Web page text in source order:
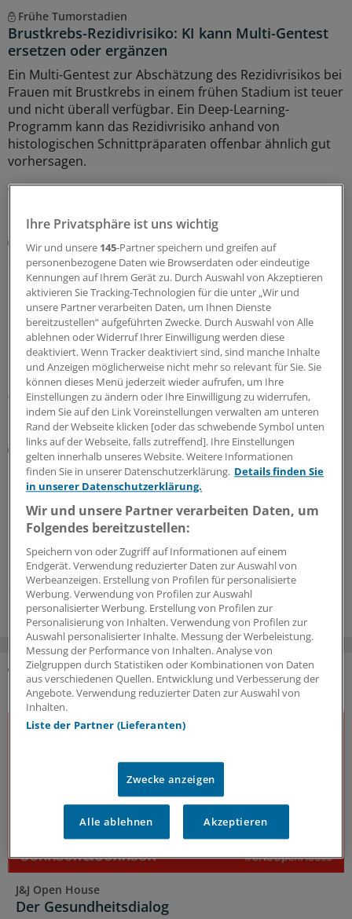
Frühe Tumorstadien
Brustkrebs-Rezidivrisiko: KI kann Multi-Gentest
ersetzen oder ergänzen
Ein Multi-Gentest zur Abschätzung des Rezidivrisikos bei
Frauen mit Brustkrebs in einem frühen Stadium ist teuer
und nicht überall verfügbar. Ein Deep-Learning-
Programm kann das Rezidivrisiko anhand von
histologischen Schnittpräparaten offenbar ähnlich gut
vorhersagen.
03.08.2026
Tipps von KI-Expertin
So hilft Künstliche Intelligenz den MFA im
Praxisalltag
Mit KI-Tools lassen sich verständliche Texte erstellen
oder ganze Projekte planen, betont eine
Praxismanagerin. Und MFA können mit ein paar Klicks
aus einem langen Schriftstück einen kurzweiliger
Podcast zur internen Wissensweitergabe machen.
02.08.2026
Künstliche Intelligenz
Bei urologischen Problemen: Fragen Sie Chatbot
„Urobert“
Nein, es ist nicht immer Krebs: Anders als die üblichen
Suchmaschinen im Internet will das Chat-Angebot der
Uro-GmbH Nordrhein sachlicher informieren und
erstmal beruhigen statt zu verunsichern.
31.07.2026
DAS KÖNNTE SIE AUCH INTERESSIEREN
J&J Open House
Der Gesundheitsdialog
Ihre Privatsphäre ist uns wichtig
Wir und unsere 145-Partner speichern und greifen auf
personenbezogene Daten wie Browserdaten oder eindeutige
Kennungen auf Ihrem Gerät zu. Durch Auswahl von Akzeptieren
aktivieren Sie Tracking-Technologien für die unter „Wir und
unsere Partner verarbeiten Daten, um Ihnen Dienste
bereitzustellen“ aufgeführten Zwecke. Durch Auswahl von Alle
ablehnen oder Widerruf Ihrer Einwilligung werden diese
deaktiviert. Wenn Tracker deaktiviert sind, sind manche Inhalte
und Anzeigen möglicherweise nicht mehr so relevant für Sie. Sie
können dieses Menü jederzeit wieder aufrufen, um Ihre
Einstellungen zu ändern oder Ihre Einwilligung zu widerrufen,
indem Sie auf den Link Voreinstellungen verwalten am unteren
Rand der Webseite klicken [oder das schwebende Symbol unten
links auf der Webseite, falls zutreffend]. Ihre Einstellungen
gelten innerhalb unseres Website. Weitere Informationen
finden Sie in unserer Datenschutzerklärung. Details finden Sie
in unserer Datenschutzerklärung.
Wir und unsere Partner verarbeiten Daten, um
Folgendes bereitzustellen:
Speichern von oder Zugriff auf Informationen auf einem
Endgerät. Verwendung reduzierter Daten zur Auswahl von
Werbeanzeigen. Erstellung von Profilen für personalisierte
Werbung. Verwendung von Profilen zur Auswahl
personalisierter Werbung. Erstellung von Profilen zur
Personalisierung von Inhalten. Verwendung von Profilen zur
Auswahl personalisierter Inhalte. Messung der Werbeleistung.
Messung der Performance von Inhalten. Analyse von
Zielgruppen durch Statistiken oder Kombinationen von Daten
aus verschiedenen Quellen. Entwicklung und Verbesserung der
Angebote. Verwendung reduzierter Daten zur Auswahl von
Inhalten.
Liste der Partner (Lieferanten)
Zwecke anzeigen
Alle ablehnen Akzeptieren